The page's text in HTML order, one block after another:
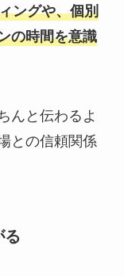
ングや、個別
の時間を意識
んと伝わるよ
との信頼関係
る